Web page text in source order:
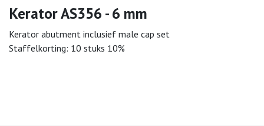
Kerator AS356 - 6 mm
Kerator abutment inclusief male cap set
Staffelkorting: 10 stuks 10%